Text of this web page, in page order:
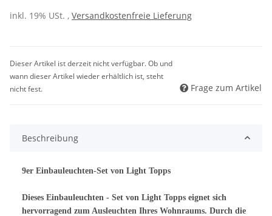
inkl. 19% USt. , Versandkostenfreie Lieferung
Dieser Artikel ist derzeit nicht verfügbar. Ob und
wann dieser Artikel wieder erhältlich ist, steht
nicht fest.
Frage zum Artikel
Beschreibung
9er Einbauleuchten-Set von Light Topps
Dieses Einbauleuchten - Set von Light Topps eignet sich
hervorragend zum Ausleuchten Ihres Wohnraums. Durch die